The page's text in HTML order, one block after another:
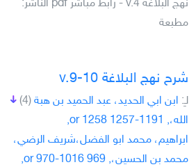
نهج البلاغة v.4 - رابط مباشر pdf الناشر:
مطبعة
شرح نهج البلاغة v.9-10
(4) لـِ: ابن ابي الحديد، عبد الحميد بن هبة
الله،, 1191-1257 or 1258,
ابراهيم، محمد ابو الفضل،شريف الرضي،
محمد بن الحسين،, 969 or 970-1016,